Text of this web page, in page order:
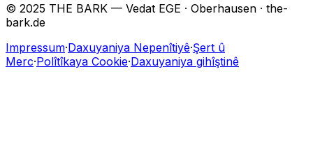
© 2025 THE BARK — Vedat EGE · Oberhausen · the-
bark.de
Impressum·Daxuyaniya Nepenîtiyê·Şert û
Merc·Polîtîkaya Cookie·Daxuyaniya gihîştinê